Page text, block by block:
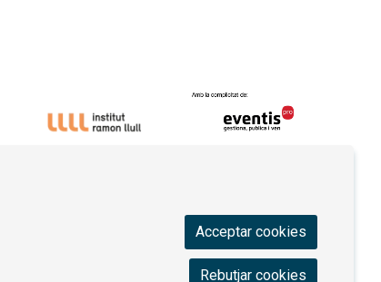
privacitat Ús de Cookies |
Acceptar cookies
Rebutjar cookies